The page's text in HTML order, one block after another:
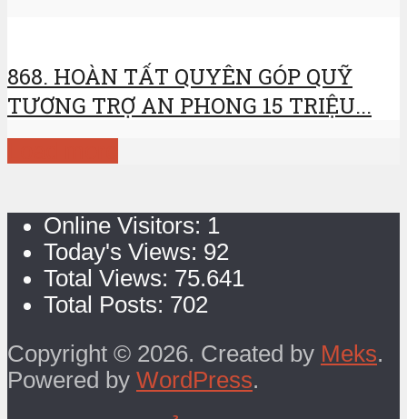
868. HOÀN TẤT QUYÊN GÓP QUỸ
TƯƠNG TRỢ AN PHONG 15 TRIỆU...
Online Visitors: 1
Today's Views: 92
Total Views: 75.641
Total Posts: 702
Copyright © 2026. Created by Meks.
Powered by WordPress.